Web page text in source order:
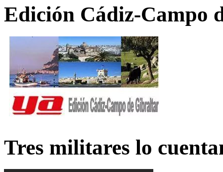
Edición Cádiz-Campo
Tres militares lo